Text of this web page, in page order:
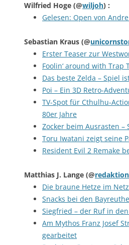
Wilfried Hoge (@wiljoh) :
Gelesen: Open von
Sebastian Kraus (@
Erster Teaser zur
Foolin‘ around with Trap
Das beste Zelda – Spiel
Poi – Ein 3D Retro-
TV-Spot für Cthulhu-
80er Jahre
Zocker beim Ausrasten –
Toru Iwatani zeigt seine
Resident Evil 2 Remake
Matthias J. Lange (@
Die braune Hetze im
Snacks bei den
Siegfried – der Ruf in
Am Mythos Franz Josef
gearbeitet